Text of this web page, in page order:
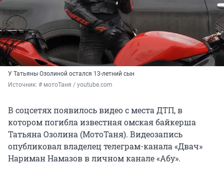
У Татьяны Озолиной остался 13-летний сын
Источник: # мотоТаня / youtube.com
В соцсетях появилось видео с места ДТП, в
котором погибла известная омская байкерша
Татьяна Озолина (МотоТаня). Видеозапись
опубликовал владелец телеграм-канала «Двач»
Нариман Намазов в личном канале «Абу».